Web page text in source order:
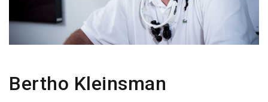
Bertho Kleinsman